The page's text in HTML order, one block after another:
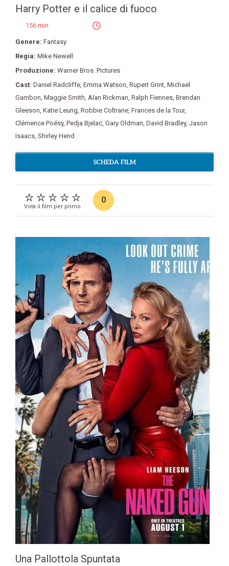
Harry Potter e il calice di fuoco
156 min
Genere: Fantasy
Regia: Mike Newell
Produzione: Warner Bros. Pictures
Cast: Daniel Radcliffe Emma Watson Rupert Grint Michael
Gambon Maggie Smith Alan Rickman Ralph Fiennes Brendan
Gleeson Katie Leung Robbie Coltrane Frances de la Tour,
Clémence Poésy, Pedja Bjelac Gary Oldman David Bradley, Jason
Isaacs Shirley Hend
SCHEDA FILM
Vota il film per primo
0
Una Pallottola Spuntata